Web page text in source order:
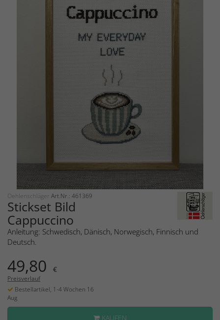
Oehlenschläger Art.Nr.: 461369
Stickset Bild
Cappuccino
Anleitung: Schwedisch, Dänisch, Norwegisch, Finnisch und
Deutsch.
49,80 €
Preisverlauf
Bestellartikel, 1-4 Wochen 16
Aug
KAUFEN